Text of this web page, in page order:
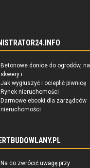
Betonowe donice do ogrodów, na
skwery i...
Jak wygłuszyć i ocieplić piwnicę
Rynek nieruchomości
Darmowe ebooki dla zarządców
nieruchomości
Na co zwrócić uwagę przy